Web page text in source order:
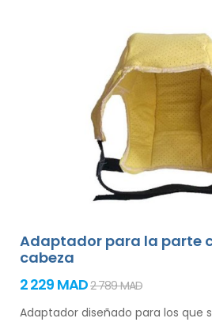
Adaptador para la parte
cabeza
2 229 MAD2 789 MAD
Adaptador diseñado para los que